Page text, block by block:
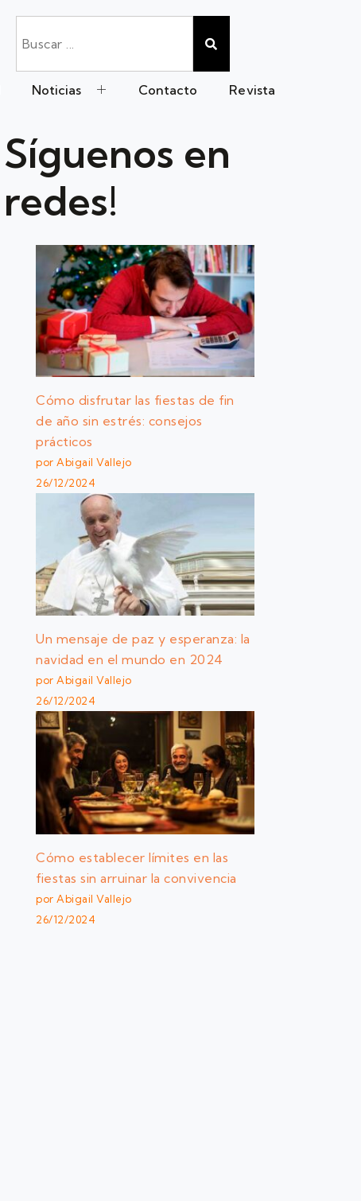
Noticias Contacto Revista
Síguenos en
redes!
Cómo disfrutar las fiestas de fin
de año sin estrés: consejos
prácticos
por Abigail Vallejo
26/12/2024
Un mensaje de paz y esperanza: la
navidad en el mundo en 2024
por Abigail Vallejo
26/12/2024
Cómo establecer límites en las
fiestas sin arruinar la convivencia
por Abigail Vallejo
26/12/2024